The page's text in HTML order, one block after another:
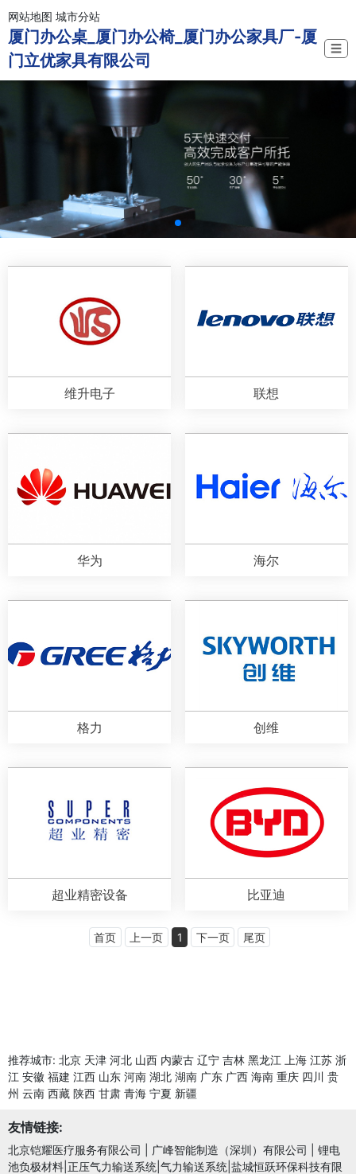
网站地图 城市分站
厦门办公桌_厦门办公椅_厦门办公家具厂-厦
门立优家具有限公司
☰
维升电子 联想
华为 海尔
格力 创维
超业精密设备 比亚迪
首页 上一页 1 下一页 尾页
推荐城市: 北京 天津 河北 山西 内蒙古 辽宁 吉林 黑龙江 上海 江苏 浙
江 安徽 福建 江西 山东 河南 湖北 湖南 广东 广西 海南 重庆 四川 贵
州 云南 西藏 陕西 甘肃 青海 宁夏 新疆
友情链接:
北京铠耀医疗服务有限公司 广峰智能制造（深圳）有限公司
锂电
池负极材料|正压气力输送系统|气力输送系统|盐城恒跃环保科技有限